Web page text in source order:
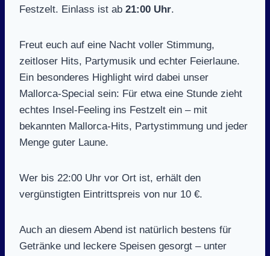
Festzelt. Einlass ist ab 21:00 Uhr.
Freut euch auf eine Nacht voller Stimmung,
zeitloser Hits, Partymusik und echter Feierlaune.
Ein besonderes Highlight wird dabei unser
Mallorca-Special sein: Für etwa eine Stunde zieht
echtes Insel-Feeling ins Festzelt ein – mit
bekannten Mallorca-Hits, Partystimmung und jeder
Menge guter Laune.
Wer bis 22:00 Uhr vor Ort ist, erhält den
vergünstigten Eintrittspreis von nur 10 €.
Auch an diesem Abend ist natürlich bestens für
Getränke und leckere Speisen gesorgt – unter